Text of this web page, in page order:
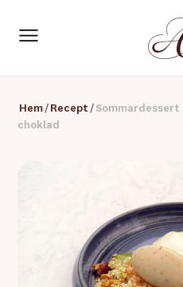
Hem / Recept /
choklad